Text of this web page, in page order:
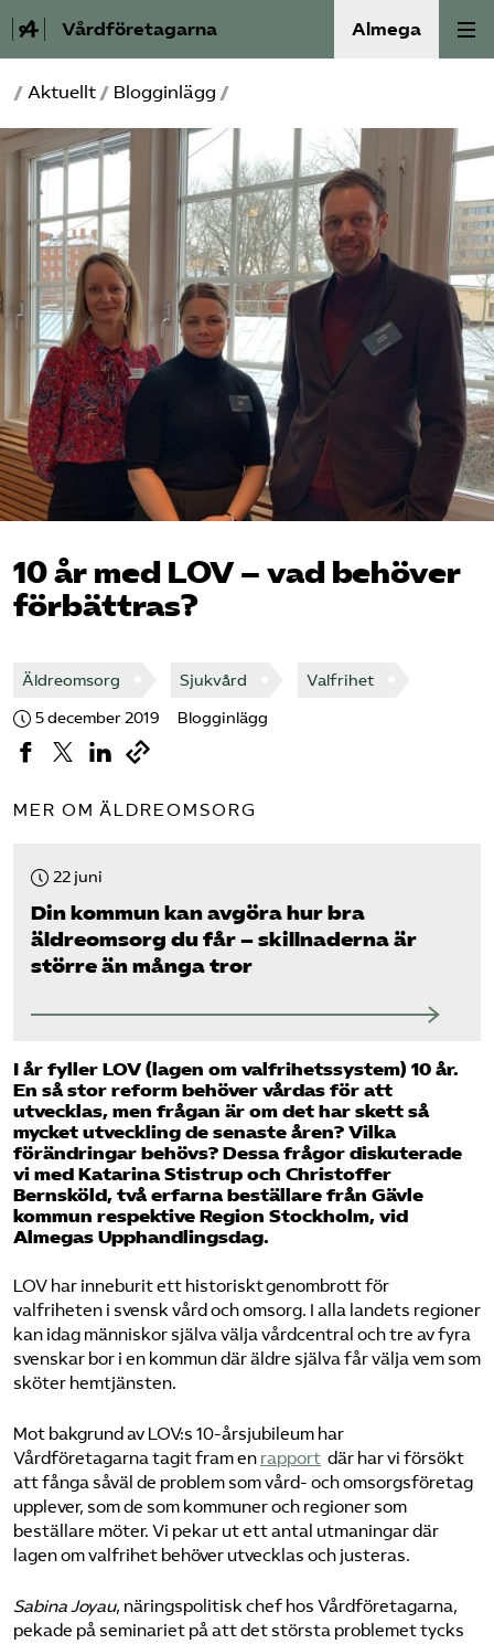
Vårdföretagarna Almega
Välfärdskriminalitet
Valmanifest
Medlemskap
Aktiviteter
Våra frågor
Om oss
Kontakt
Pressrum
Mina sidor
Bli medlem
Press
In English
/ Aktuellt / Blogginlägg /
10 år med LOV – vad behöver
förbättras?
Äldreomsorg Sjukvård Valfrihet
5 december 2019 Blogginlägg
MER OM ÄLDREOMSORG
22 juni
Din kommun kan avgöra hur bra
äldreomsorg du får – skillnaderna är
större än många tror
I år fyller LOV (lagen om valfrihetssystem) 10 år.
En så stor reform behöver vårdas för att
utvecklas, men frågan är om det har skett så
mycket utveckling de senaste åren? Vilka
förändringar behövs? Dessa frågor diskuterade
vi med Katarina Stistrup och Christoffer
Bernsköld, två erfarna beställare från Gävle
kommun respektive Region Stockholm, vid
Almegas Upphandlingsdag.
LOV har inneburit ett historiskt genombrott för
valfriheten i svensk vård och omsorg. I alla landets regioner
kan idag människor själva välja vårdcentral och tre av fyra
svenskar bor i en kommun där äldre själva får välja vem som
sköter hemtjänsten.
Mot bakgrund av LOV:s 10-årsjubileum har
Vårdföretagarna tagit fram en rapport där har vi försökt
att fånga såväl de problem som vård- och omsorgsföretag
upplever, som de som kommuner och regioner som
beställare möter. Vi pekar ut ett antal utmaningar där
lagen om valfrihet behöver utvecklas och justeras.
Sabina Joyau, näringspolitisk chef hos Vårdföretagarna,
pekade på seminariet på att det största problemet tycks